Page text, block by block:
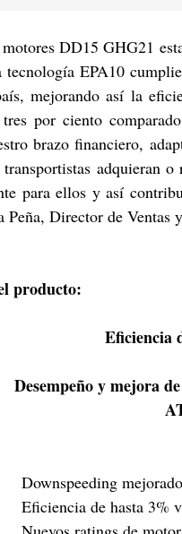
DD15 GHG21
EPA10
mejorando así la
por ciento
brazo financiero,
adquieran o
para ellos y así
Peña, Director de Ventas
producto:
Eficiencia
Desempeño y mejora
•          Downspeeding
•          Eficiencia de